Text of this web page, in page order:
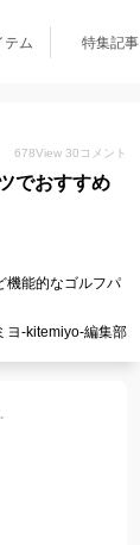
テム 特集記事
678View 30 コメント
でおすすめ
機能的なゴルフパ
ヨ-kitemiyo-編集部
い 女子 運動 暖かめ コルフ 上質 裏起毛